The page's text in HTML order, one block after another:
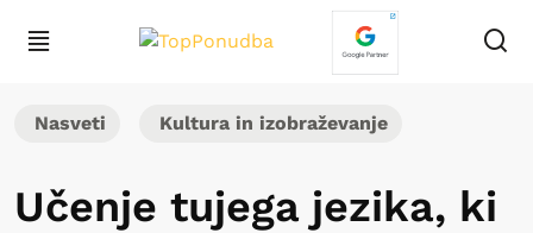
Nasveti Kultura in izobraževanje
Učenje tujega jezika, ki